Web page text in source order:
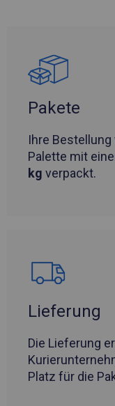
Pakete
Ihre Bestellung
Palette mit
kg verpackt.
Lieferung
Die Lieferung
Platz für die